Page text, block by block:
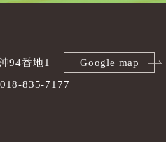
94番地1
Google map
835-7177